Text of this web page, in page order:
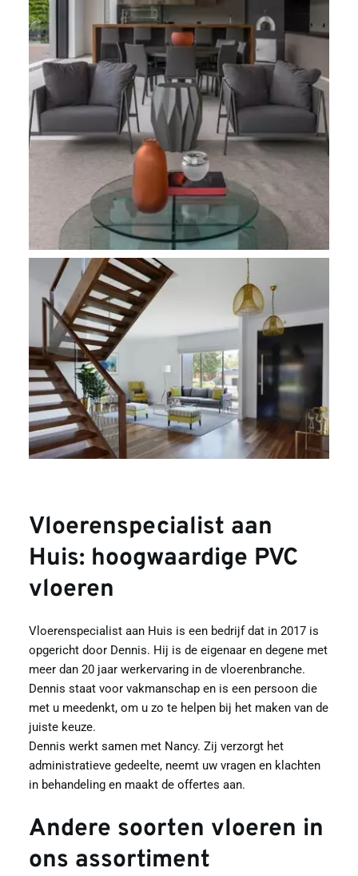
Vloerenspecialist aan
Huis: hoogwaardige PVC
vloeren
Vloerenspecialist aan Huis is een bedrijf dat in 2017 is
opgericht door Dennis. Hij is de eigenaar en degene met
meer dan 20 jaar werkervaring in de vloerenbranche.
Dennis staat voor vakmanschap en is een persoon die
met u meedenkt, om u zo te helpen bij het maken van de
juiste keuze.
Dennis werkt samen met Nancy. Zij verzorgt het
administratieve gedeelte, neemt uw vragen en klachten
in behandeling en maakt de offertes aan.
Andere soorten vloeren in
ons assortiment